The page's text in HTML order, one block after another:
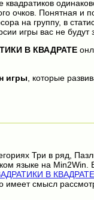
квадратиков
очков. Понятная и
на группу, в
игры вас не
В КВАДРАТЕ
игры , которые
Три в ряд,
языке на Min2Win.
В КВАДРАТЕ
смысл